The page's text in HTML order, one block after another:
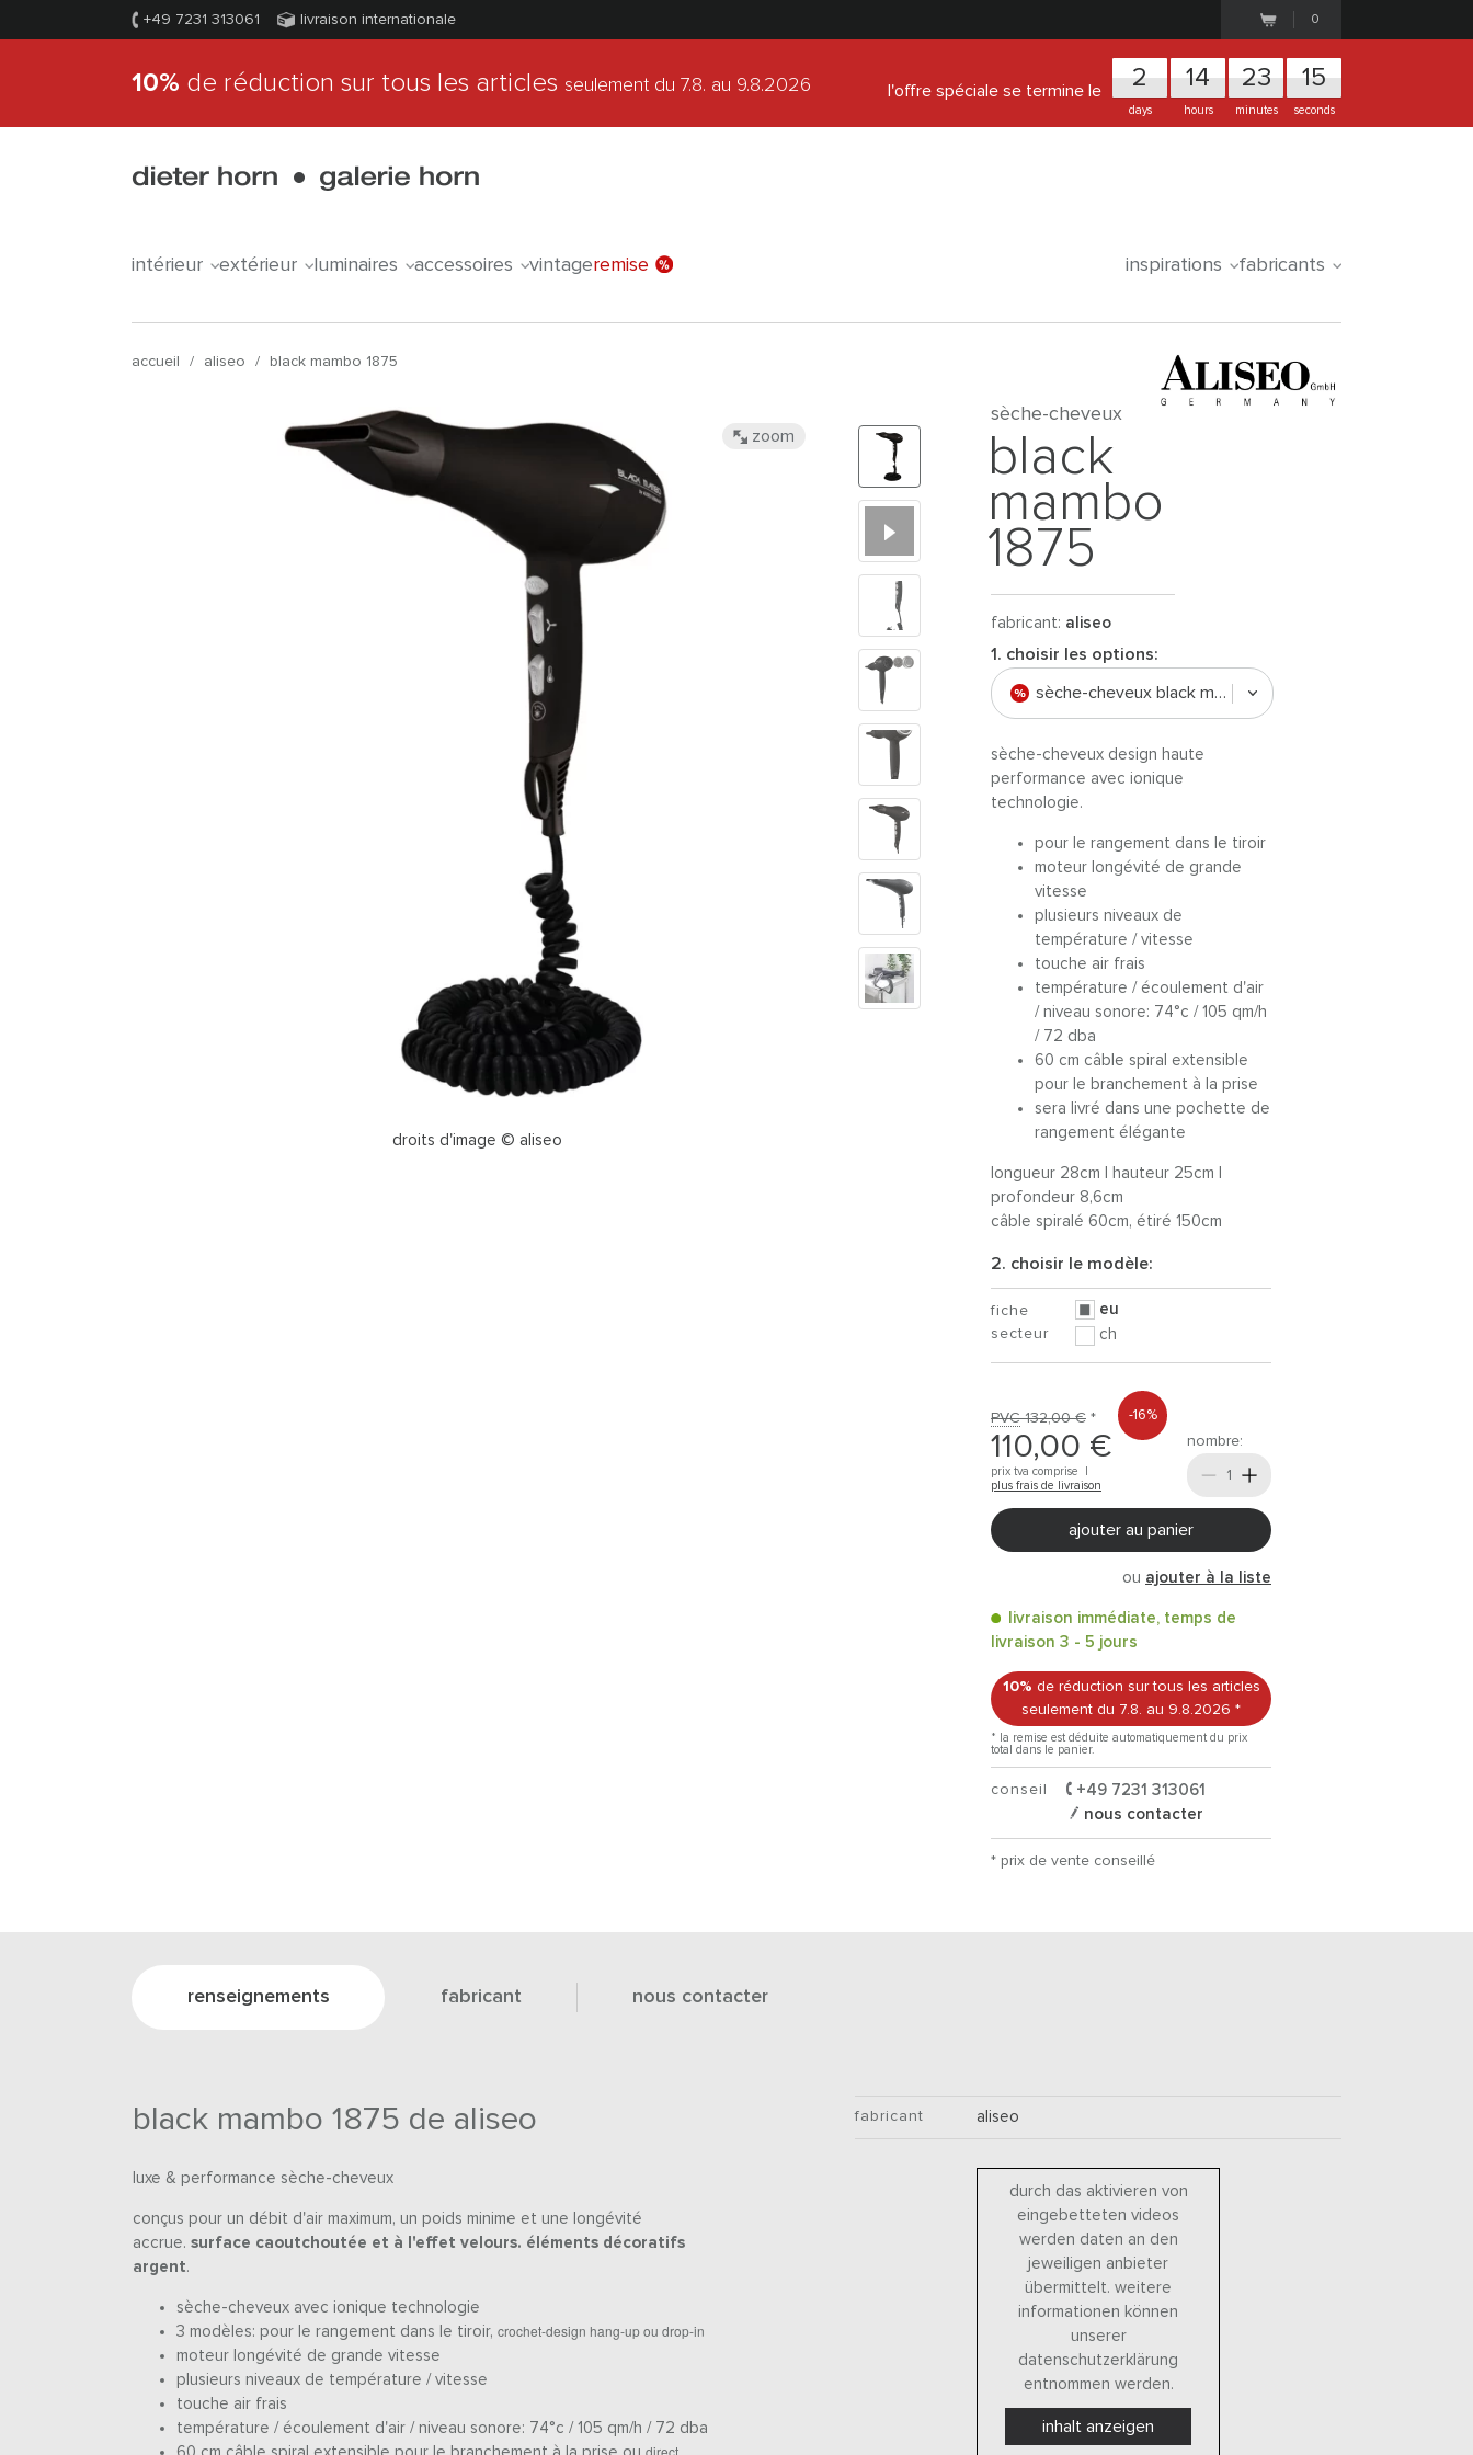
+49 7231 313061 livraison internationale 0
10% de réduction sur tous les articles seulement du 7.8. au 9.8.2026 l'offre spéciale se termine le 2
days
14
hours
23
minutes
14
seconds
intérieur extérieur luminaires accessoires vintageremise inspirations fabricants
accueil / aliseo / black mambo 1875
droits d'image © aliseo
zoom
sèche-cheveux
black
mambo
1875
fabricant: aliseo
1. choisir les options:
sèche-cheveux black mambo 1875
sèche-cheveux design haute
performance avec ionique
technologie.
pour le rangement dans le tiroir
moteur longévité de grande
vitesse
plusieurs niveaux de
température / vitesse
touche air frais
température / écoulement d'air
/ niveau sonore: 74°c / 105 qm/h
/ 72 dba
60 cm câble spiral extensible
pour le branchement à la prise
sera livré dans une pochette de
rangement élégante
longueur 28cm | hauteur 25cm |
profondeur 8,6cm
câble spiralé 60cm, étiré 150cm
2. choisir le modèle:
fiche
secteur
eu
ch
-16%
PVC132,00 € *
110,00 €
prix tva comprise |
plus frais de livraison
nombre:
ajouter au panier
ou ajouter à la liste
livraison immédiate, temps de
livraison 3 - 5 jours
10% de réduction sur tous les articles
seulement du 7.8.
au 9.8.2026 *
* la remise est déduite automatiquement du prix
total dans le panier.
conseil
+49 7231 313061
nous contacter
* prix de vente conseillé
renseignements fabricant nous contacter
black mambo 1875 de aliseo
luxe & performance sèche-cheveux
conçus pour un débit d'air maximum, un poids minime et une longévité
accrue. surface caoutchoutée et à l'effet velours. éléments décoratifs
argent.
sèche-cheveux avec ionique technologie
3 modèles: pour le rangement dans le tiroir, crochet-design hang-up ou drop-in
moteur longévité de grande vitesse
plusieurs niveaux de température / vitesse
touche air frais
température / écoulement d'air / niveau sonore: 74°c / 105 qm/h / 72 dba
direct
fabricant aliseo
durch das aktivieren von
eingebetteten videos
werden daten an den
jeweiligen anbieter
übermittelt. weitere
informationen können
unserer
datenschutzerklärung
entnommen werden.
inhalt anzeigen